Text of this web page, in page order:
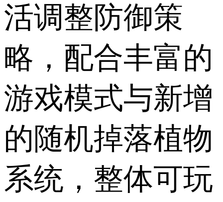
活调整防御策
略，配合丰富的
游戏模式与新增
的随机掉落植物
系统，整体可玩